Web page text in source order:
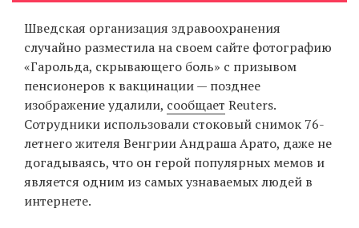
Шведская организация здравоохранения
случайно разместила на своем сайте фотографию
«Гарольда, скрывающего боль» с призывом
пенсионеров к вакцинации — позднее
изображение удалили, сообщает Reuters.
Сотрудники использовали стоковый снимок 76-
летнего жителя Венгрии Андраша Арато, даже не
догадываясь, что он герой популярных мемов и
является одним из самых узнаваемых людей в
интернете.